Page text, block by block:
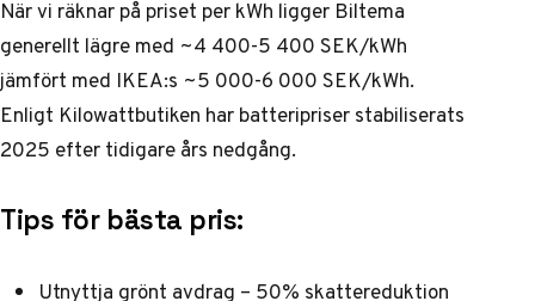
När vi räknar på priset per kWh ligger Biltema
generellt lägre med ~4 400-5 400 SEK/kWh
jämfört med IKEA:s ~5 000-6 000 SEK/kWh.
Enligt Kilowattbutiken har batteripriser stabiliserats
2025 efter tidigare års nedgång.
Tips för bästa pris:
Utnyttja grönt avdrag – 50% skattereduktion